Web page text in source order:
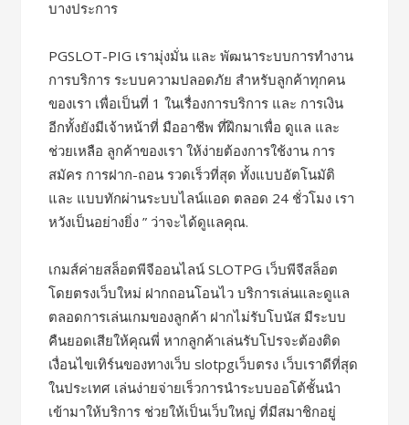
บางประการ
PGSLOT-PIG เรามุ่งมั่น และ พัฒนาระบบการทำงาน
การบริการ ระบบความปลอดภัย สำหรับลูกค้าทุกคน
ของเรา เพื่อเป็นที่ 1 ในเรื่องการบริการ และ การเงิน
อีกทั้งยังมีเจ้าหน้าที่ มืออาชีพ ที่ฝึกมาเพื่อ ดูแล และ
ช่วยเหลือ ลูกค้าของเรา ให้ง่ายต้องการใช้งาน การ
สมัคร การฝาก-ถอน รวดเร็วที่สุด ทั้งแบบอัตโนมัติ
และ แบบทักผ่านระบบไลน์แอด ตลอด 24 ชั่วโมง เรา
หวังเป็นอย่างยิ่ง ” ว่าจะได้ดูแลคุณ.
เกมส์ค่ายสล็อตพีจีออนไลน์ SLOTPG เว็บพีจีสล็อต
โดยตรงเว็บใหม่ ฝากถอนโอนไว บริการเล่นและดูแล
ตลอดการเล่นเกมของลูกค้า ฝากไม่รับโบนัส มีระบบ
คืนยอดเสียให้คุณพี่ หากลูกค้าเล่นรับโปรจะต้องติด
เงื่อนไขเทิร์นของทางเว็บ slotpgเว็บตรง เว็บเราดีที่สุด
ในประเทศ เล่นง่ายจ่ายเร็วการนำระบบออโต้ชั้นนำ
เข้ามาให้บริการ ช่วยให้เป็นเว็บใหญ่ ที่มีสมาชิกอยู่